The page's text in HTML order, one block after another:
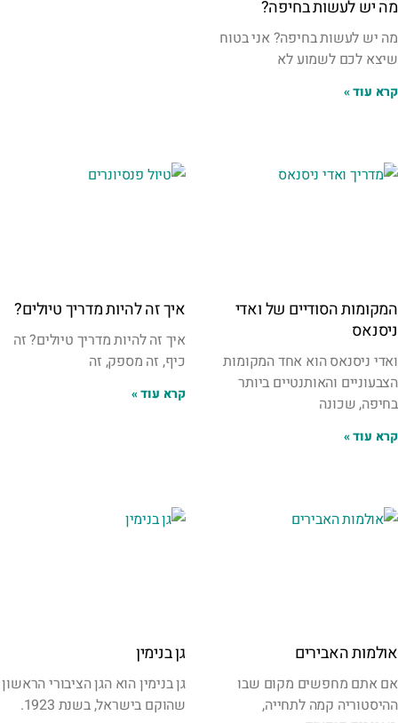
מה יש לעשות בחיפה?
מה יש לעשות בחיפה? אני בטוח
שיצא לכם לשמוע לא
קרא עוד »
המקומות הסודיים של ואדי
ניסנאס
ואדי ניסנאס הוא אחד המקומות
הצבעוניים והאותנטיים ביותר
בחיפה, שכונה
קרא עוד »
איך זה להיות מדריך טיולים?
איך זה להיות מדריך טיולים? זה
כיף, זה מספק, זה
קרא עוד »
אולמות האבירים
אם אתם מחפשים מקום שבו
ההיסטוריה קמה לתחייה,
גן בנימין
גן בנימין הוא הגן הציבורי הראשון
שהוקם בישראל, בשנת 1923.